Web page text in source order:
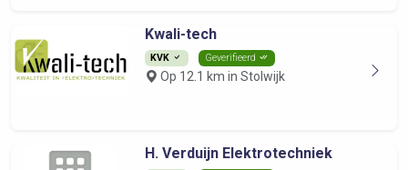
Kwali-tech
KVK Geverifieerd
Op 12.1 km in Stolwijk
H. Verduijn Elektrotechniek